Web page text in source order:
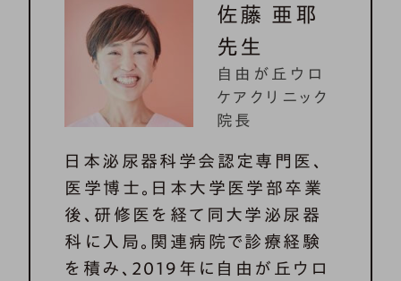
佐藤 亜耶
先生
自由が丘ウロ
ケアクリニック
院長
日本泌尿器科学会認定専門医、
医学博士。日本大学医学部卒業
後、研修医を経て同大学泌尿器
科に入局。関連病院で診療経験
を積み、2019年に自由が丘ウロ